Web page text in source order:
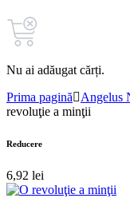
Nu ai adăugat cărți.
Prima pagină
Angelus
revoluţie a minţii
Reducere
6,92 lei